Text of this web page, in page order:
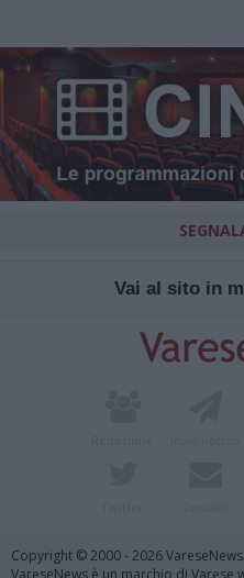
Vai al sito in
Copyright © 2000 - 2026
VareseNews è un marchio di Varese